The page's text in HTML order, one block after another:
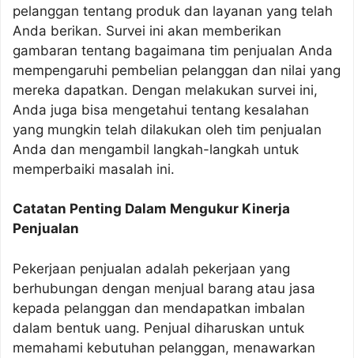
pelanggan tentang produk dan layanan yang telah
Anda berikan. Survei ini akan memberikan
gambaran tentang bagaimana tim penjualan Anda
mempengaruhi pembelian pelanggan dan nilai yang
mereka dapatkan. Dengan melakukan survei ini,
Anda juga bisa mengetahui tentang kesalahan
yang mungkin telah dilakukan oleh tim penjualan
Anda dan mengambil langkah-langkah untuk
memperbaiki masalah ini.
Catatan Penting Dalam Mengukur Kinerja
Penjualan
Pekerjaan penjualan adalah pekerjaan yang
berhubungan dengan menjual barang atau jasa
kepada pelanggan dan mendapatkan imbalan
dalam bentuk uang. Penjual diharuskan untuk
memahami kebutuhan pelanggan, menawarkan